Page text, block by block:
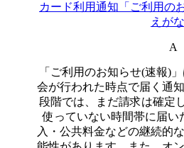
カード利用通知「ご利用の
えが
A
「ご利用のお知らせ(速報)
会が行われた時点で届く通
段階では、まだ請求は確定
使っていない時間帯に届い
入・公共料金などの継続的